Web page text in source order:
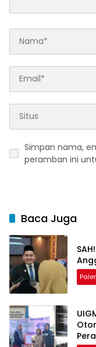
Simpan nama,
peramban ini
Baca Juga